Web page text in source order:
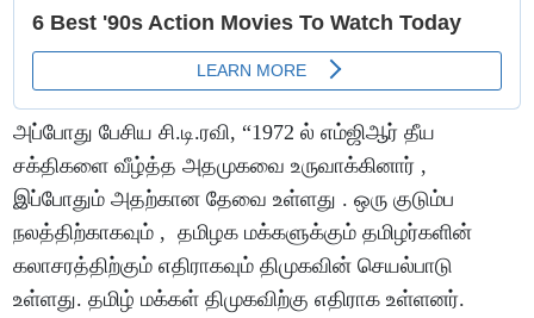
அப்போது பேசிய சி.டி.ரவி, “1972 ல் எம்ஜிஆர் தீய
சக்திகளை வீழ்த்த அதமுகவை உருவாக்கினார் ,
இப்போதும் அதற்கான தேவை உள்ளது . ஒரு குடும்ப
நலத்திற்காகவும் , தமிழக மக்களுக்கும் தமிழர்களின்
கலாசரத்திற்கும் எதிராகவும் திமுகவின் செயல்பாடு
உள்ளது. தமிழ் மக்கள் திமுகவிற்கு எதிராக உள்ளனர்.